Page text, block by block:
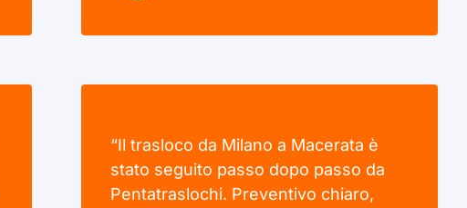
“Il trasloco da Milano a Macerata è
stato seguito passo dopo passo da
Pentatraslochi. Preventivo chiaro,